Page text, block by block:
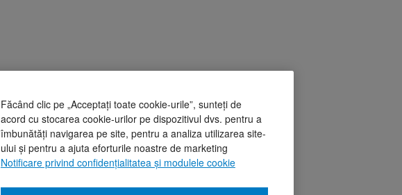
Făcând clic pe „Acceptați toate cookie-urile”, sunteți de
acord cu stocarea cookie-urilor pe dispozitivul dvs. pentru a
îmbunătăți navigarea pe site, pentru a analiza utilizarea site-
ului și pentru a ajuta eforturile noastre de marketing
Notificare privind confidențialitatea și modulele cookie